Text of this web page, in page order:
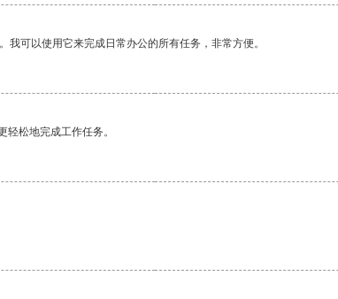
可以使用它来完成日常办公的所有任务，非常方便。
松地完成工作任务。